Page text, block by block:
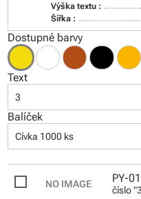
Výška textu :
Šířka :
Dostupné barvy
Text
3
Balíček
Cívka 1000 ks
PY-
číslo